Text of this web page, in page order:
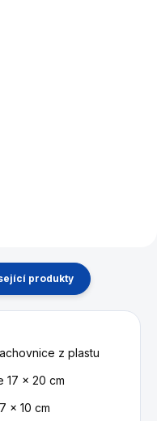
produkty
z plastu
17 x 20 cm
x 10 cm